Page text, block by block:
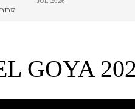
GOYA